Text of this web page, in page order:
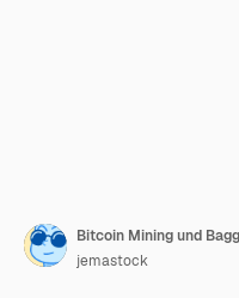
Bitcoin Mining und
jemastock